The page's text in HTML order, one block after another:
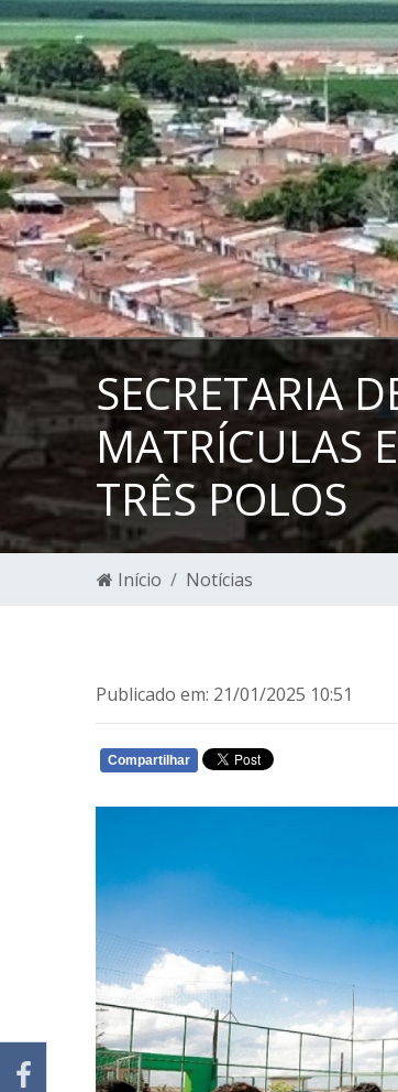
SECRETARIA
MATRÍCULAS
TRÊS POLOS
Início Notícias
Publicado em: 21/01/2025 10:51
Compartilhar